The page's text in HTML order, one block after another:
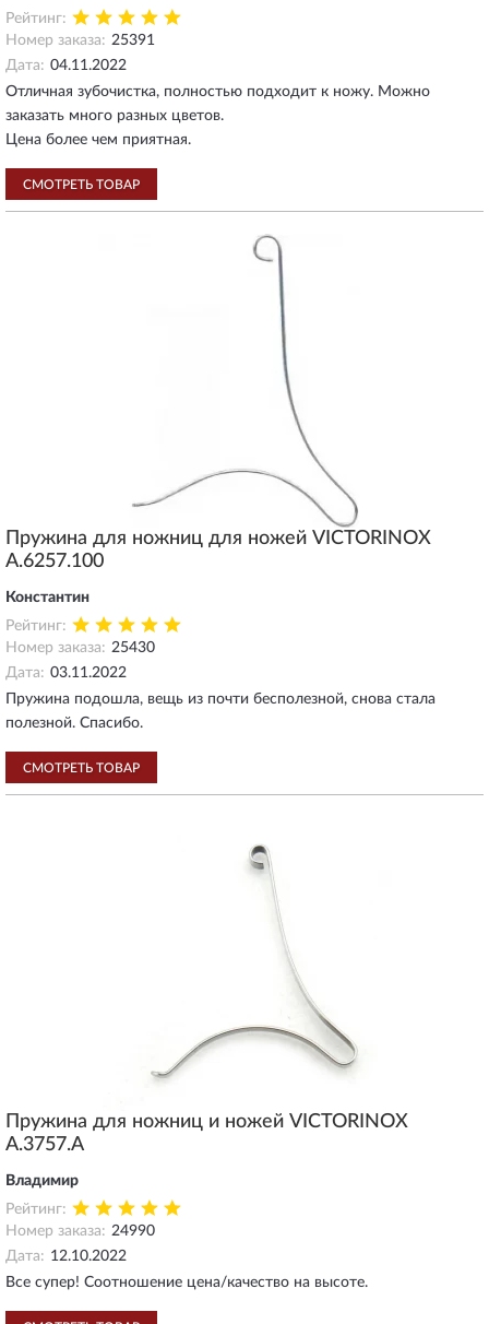
Рейтинг:
Номер заказа: 25391
Дата: 04.11.2022
Отличная зубочистка, полностью подходит к ножу. Можно
заказать много разных цветов.
Цена более чем приятная.
СМОТРЕТЬ ТОВАР
Пружина для ножниц для ножей VICTORINOX
A.6257.100
Константин
Рейтинг:
Номер заказа: 25430
Дата: 03.11.2022
Пружина подошла, вещь из почти бесполезной, снова стала
полезной. Спасибо.
СМОТРЕТЬ ТОВАР
Пружина для ножниц и ножей VICTORINOX
A.3757.A
Владимир
Рейтинг:
Номер заказа: 24990
Дата: 12.10.2022
Все супер! Соотношение цена/качество на высоте.